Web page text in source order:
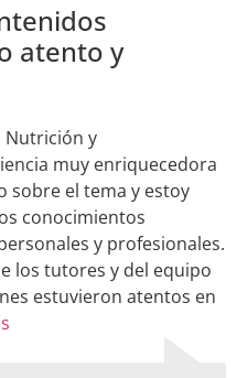
atento y
Nutrición y
muy enriquecedora
sobre el tema y estoy
conocimientos
y profesionales.
los tutores y del equipo
estuvieron atentos en